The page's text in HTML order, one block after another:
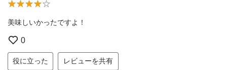
美味しいかったですよ！
0
役に立った レビューを共有